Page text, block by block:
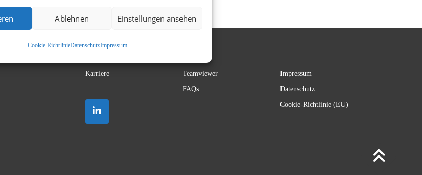
Ablehnen Einstellungen ansehen
Cookie-RichtlinieDatenschutzImpressum
Karriere
Teamviewer
FAQs
Impressum
Datenschutz
Cookie-Richtlinie (EU)